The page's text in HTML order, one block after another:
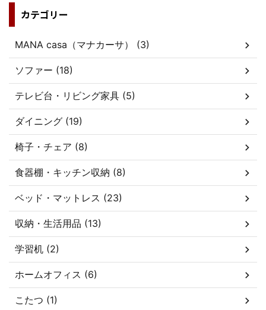
カテゴリー
MANA casa（マナカーサ） (3)
ソファー (18)
テレビ台・リビング家具 (5)
ダイニング (19)
椅子・チェア (8)
食器棚・キッチン収納 (8)
ベッド・マットレス (23)
収納・生活用品 (13)
学習机 (2)
ホームオフィス (6)
こたつ (1)